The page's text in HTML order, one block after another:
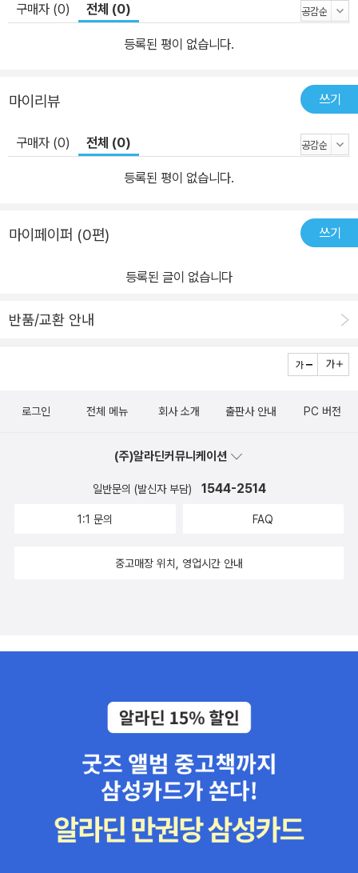
구매자 (0) 전체 (0)
등록된 평이 없습니다.
마이리뷰 쓰기
구매자 (0) 전체 (0)
등록된 평이 없습니다.
마이페이퍼 (0편) 쓰기
등록된 글이 없습니다
반품/교환 안내
로그인 전체 메뉴 회사 소개 출판사 안내 PC 버전
(주)알라딘커뮤니케이션
일반문의 (발신자 부담) 1544-2514
1:1 문의 FAQ
중고매장 위치, 영업시간 안내